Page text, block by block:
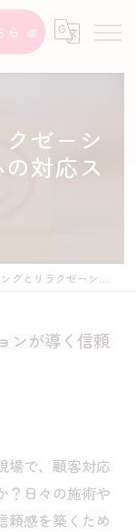
ら
ゼーシ
対応ス
ーションが導く信頼と安心の対応スキル講座
ンが導く信頼
場で、顧客対応
？日々の施術や
頼感を築くため